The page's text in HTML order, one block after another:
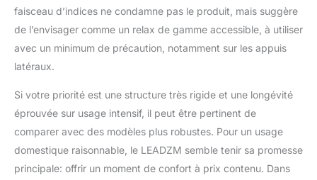
faisceau d’indices ne condamne pas le produit, mais suggère
de l’envisager comme un relax de gamme accessible, à utiliser
avec un minimum de précaution, notamment sur les appuis
latéraux.
Si votre priorité est une structure très rigide et une longévité
éprouvée sur usage intensif, il peut être pertinent de
comparer avec des modèles plus robustes. Pour un usage
domestique raisonnable, le LEADZM semble tenir sa promesse
principale: offrir un moment de confort à prix contenu. Dans